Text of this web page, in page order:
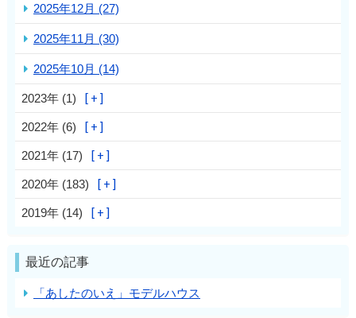
2025年12月 (27)
2025年11月 (30)
2025年10月 (14)
2023年 (1)
2022年 (6)
2021年 (17)
2020年 (183)
2019年 (14)
最近の記事
「あしたのいえ」モデルハウス